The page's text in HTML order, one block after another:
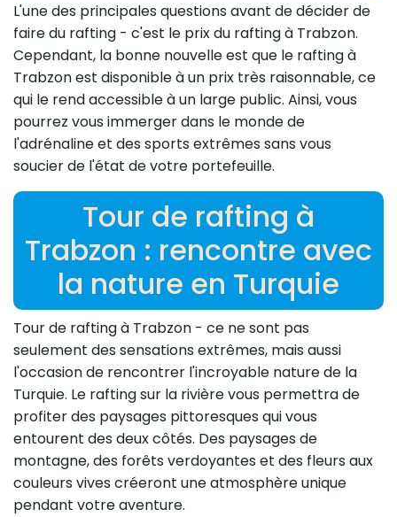
L'une des principales questions avant de décider de
faire du rafting - c'est le prix du rafting à Trabzon.
Cependant, la bonne nouvelle est que le rafting à
Trabzon est disponible à un prix très raisonnable, ce
qui le rend accessible à un large public. Ainsi, vous
pourrez vous immerger dans le monde de
l'adrénaline et des sports extrêmes sans vous
soucier de l'état de votre portefeuille.
Tour de rafting à
Trabzon : rencontre avec
la nature en Turquie
Tour de rafting à Trabzon - ce ne sont pas
seulement des sensations extrêmes, mais aussi
l'occasion de rencontrer l'incroyable nature de la
Turquie. Le rafting sur la rivière vous permettra de
profiter des paysages pittoresques qui vous
entourent des deux côtés. Des paysages de
montagne, des forêts verdoyantes et des fleurs aux
couleurs vives créeront une atmosphère unique
pendant votre aventure.